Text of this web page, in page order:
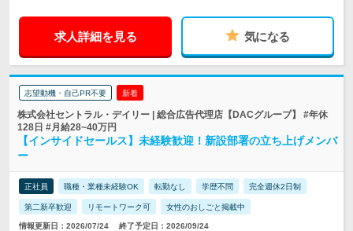
求人詳細を見る 気になる
志望動機・自己PR不要 新着
株式会社セントラル・デイリー | 総合広告代理店【DACグループ】 #年休
128日 #月給28~40万円
【インサイドセールス】未経験歓迎！新設部署の立ち上げメンバ
ー
正社員 職種・業種未経験OK 転勤なし 学歴不問 完全週休2日制
第二新卒歓迎 リモートワーク可 女性のおしごと掲載中
情報更新日：2026/07/24 終了予定日：2026/09/24